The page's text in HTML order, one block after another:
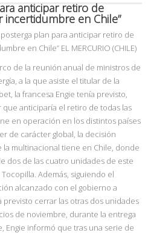
anticipar retiro de
en Chile”
posterga plan para anticipar retiro de
en Chile” EL MERCURIO (CHILE)
de la reunión anual de ministros de
a la que asiste el titular de la
la francesa Engie tenía previsto,
anticiparía el retiro de todas las
en operación en los distintos países
de carácter global, la decisión
multinacional tiene en Chile, donde
dos de las cuatro unidades de este
Además, siguiendo el
alcanzado con el gobierno a
previsto cerrar las otras dos unidades
de noviembre, durante la entrega
Engie informó que tras una serie de